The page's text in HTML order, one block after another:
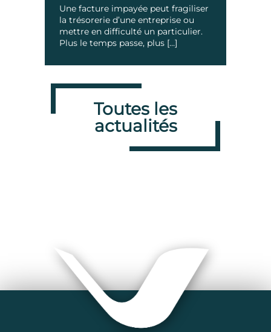
qui vous sont dues ?
Une facture impayée peut fragiliser
la trésorerie d’une entreprise ou
mettre en difficulté un particulier.
Plus le temps passe, plus […]
Toutes les
actualités